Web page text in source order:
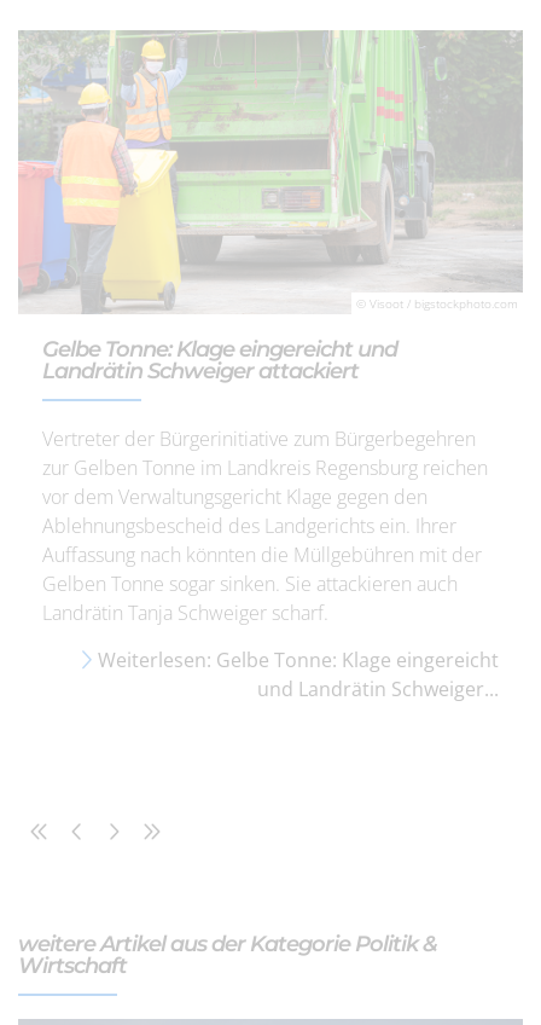
© Visoot / bigstockphoto.com
Gelbe Tonne: Klage eingereicht und
Landrätin Schweiger attackiert
Vertreter der Bürgerinitiative zum Bürgerbegehren
zur Gelben Tonne im Landkreis Regensburg reichen
vor dem Verwaltungsgericht Klage gegen den
Ablehnungsbescheid des Landgerichts ein. Ihrer
Auffassung nach könnten die Müllgebühren mit der
Gelben Tonne sogar sinken. Sie attackieren auch
Landrätin Tanja Schweiger scharf.
Weiterlesen: Gelbe Tonne: Klage eingereicht
und Landrätin Schweiger...
weitere Artikel aus der Kategorie Politik &
Wirtschaft